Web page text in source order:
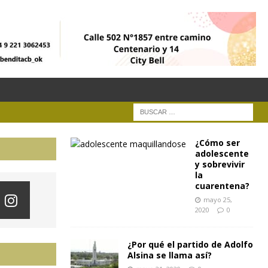
¿Cómo ser
adolescente
y sobrevivir
la
cuarentena?
mayo 25,
2020
0
¿Por qué el partido de Adolfo
Alsina se llama así?